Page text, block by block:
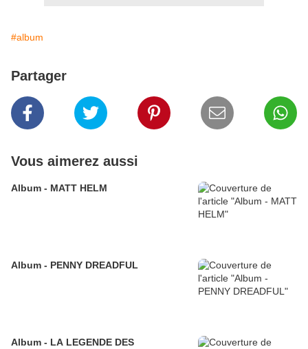
#album
Partager
Vous aimerez aussi
Album - MATT HELM
Album - PENNY DREADFUL
Album - LA LEGENDE DES